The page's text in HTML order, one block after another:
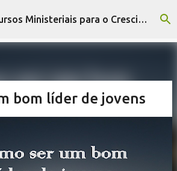
o conteúdo principal Cursos e Recursos Ministeriais para o Crescimento da Igreja
bom líder de jovens